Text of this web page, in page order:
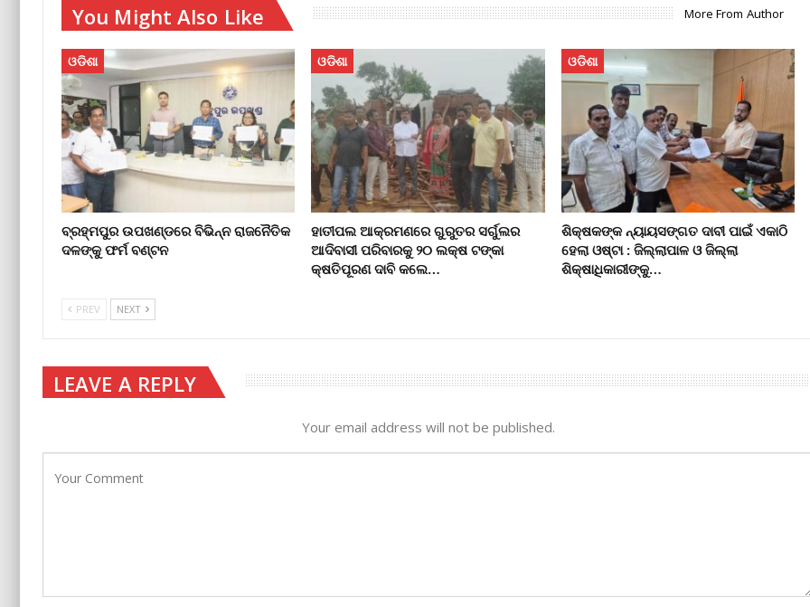
You Might Also Like More From Author
ଓଡିଶା
ବ୍ରହ୍ମପୁର ଉପଖଣ୍ଡରେ ବିଭିନ୍ନ ରାଜନୈତିକ
ଦଳଙ୍କୁ ଫର୍ମ ବଣ୍ଟନ
ଓଡିଶା
ହାତୀପଲ ଆକ୍ରମଣରେ ଗୁରୁତର ସର୍ଗୁଲର
ଆଦିବାସୀ ପରିବାରକୁ ୨୦ ଲକ୍ଷ ଟଙ୍କା
କ୍ଷତିପୂରଣ ଦାବି କଲେ…
ଓଡିଶା
ଶିକ୍ଷକଙ୍କ ନ୍ୟାୟସଙ୍ଗତ ଦାବୀ ପାଇଁ ଏକାଠି
ହେଲା ଓଷ୍ଟା : ଜିଲ୍ଲାପାଳ ଓ ଜିଲ୍ଲା
ଶିକ୍ଷାଧିକାରୀଙ୍କୁ…
PREV NEXT
LEAVE A REPLY
Your email address will not be published.